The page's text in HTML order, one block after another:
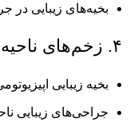
بخیه‌های زیبایی
۴. زخم‌های ناحیه تناسلی و پرینه
بخیه زیبایی
جراحی‌های زیبایی